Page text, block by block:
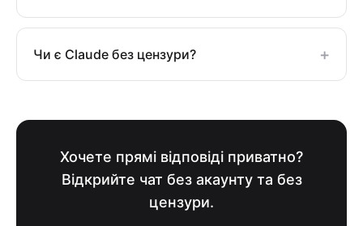
Чи є Claude без цензури? +
Хочете прямі відповіді приватно?
Відкрийте чат без акаунту та без
цензури.